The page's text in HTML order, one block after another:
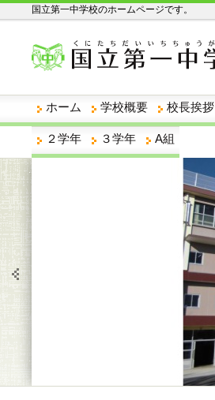
国立第一中学校のホームページです。
ホーム 学校概要 校長挨拶
２学年 ３学年 A組